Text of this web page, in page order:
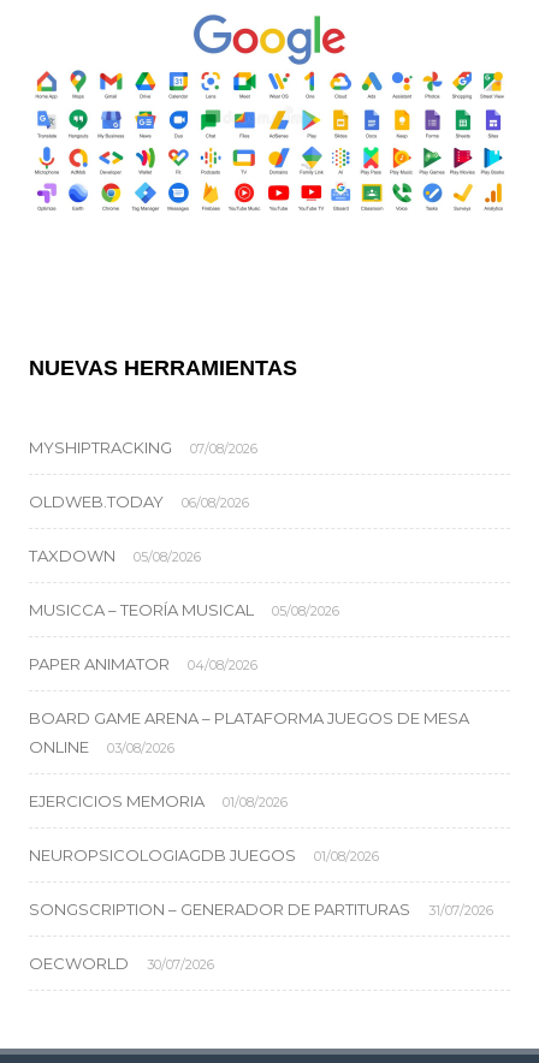
NUEVAS HERRAMIENTAS
MYSHIPTRACKING 07/08/2026
OLDWEB.TODAY 06/08/2026
TAXDOWN 05/08/2026
MUSICCA – TEORÍA MUSICAL 05/08/2026
PAPER ANIMATOR 04/08/2026
BOARD GAME ARENA – PLATAFORMA JUEGOS DE MESA
ONLINE
03/08/2026
EJERCICIOS MEMORIA 01/08/2026
NEUROPSICOLOGIAGDB JUEGOS 01/08/2026
SONGSCRIPTION – GENERADOR DE PARTITURAS 31/07/2026
OECWORLD 30/07/2026